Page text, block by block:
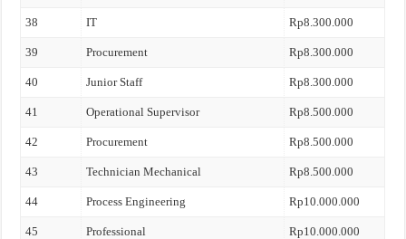
38 IT Rp8.300.000
39 Procurement Rp8.300.000
40 Junior Staff Rp8.300.000
41 Operational Supervisor Rp8.500.000
42 Procurement Rp8.500.000
43 Technician Mechanical Rp8.500.000
44 Process Engineering Rp10.000.000
45 Professional Rp10.000.000